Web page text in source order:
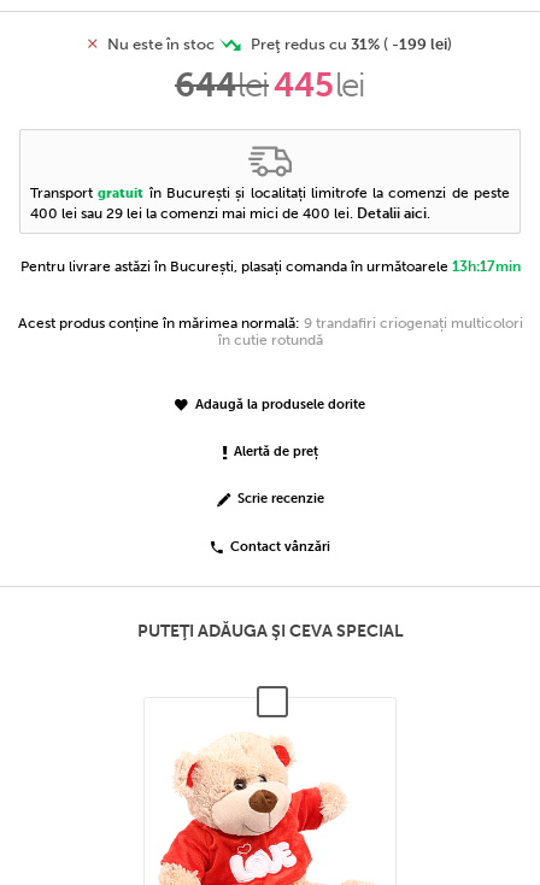
Nu este în stoc Preţ redus cu 31% ( -199 lei)
644lei445lei
Transportgratuit în București și localitați limitrofe la comenzi de peste
400 lei sau 29 lei la comenzi mai mici de 400 lei. Detalii aici.
Pentru livrare astăzi în București, plasați comanda în următoarele 13h:17min
Acest produs conține în mărimea normală: 9 trandafiri criogenați multicolori
în cutie rotundă
Adaugă la produsele dorite
Alertă de preț
Scrie recenzie
Contact vânzări
PUTEŢI ADĂUGA ŞI CEVA SPECIAL